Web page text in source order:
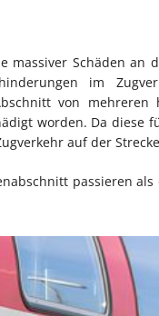
massiver Schäden an
im
von mehreren
worden. Da diese
auf der
passieren